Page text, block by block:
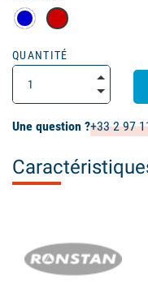
QUANTITÉ
Une question ?+33 2 97